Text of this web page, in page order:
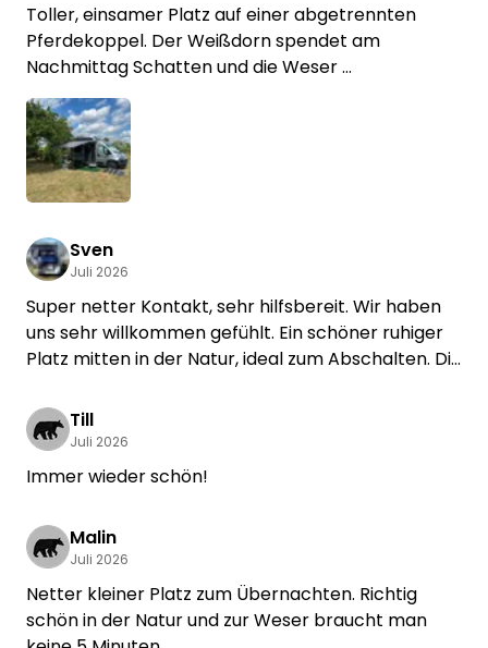
Toller, einsamer Platz auf einer abgetrennten
Pferdekoppel. Der Weißdorn spendet am
Nachmittag Schatten und die Weser
ist fußläufig zu erreichen. Badespaß allerdings eher
im Freibad Langwedel oder in einem der kleinen
Seen nördlich des Spots.
Der Bäcker in Langwedel backt gute
Frühstücksbrötchen und ist mit dem Fahrrad zu
Birte (selbst Camper) ist ein sehr
aufgeschlossener, netter Mensch mit einer
ausgeprägten Tierliebe.
Zu beachten ist lediglich die maximale Höhe von
ca. 2,60m, da man sonst am Weißdorn hängen
Wir können diesen Spot zu 100% empfehlen. Danke
Birte für diese Möglichkeit.
Sven
Juli 2026
Super netter Kontakt, sehr hilfsbereit. Wir haben
uns sehr willkommen gefühlt. Ein schöner ruhiger
Platz mitten in der Natur, ideal zum Abschalten. Die
Empfehlenswert!
Till
Juli 2026
Immer wieder schön!
Malin
Juli 2026
Netter kleiner Platz zum Übernachten. Richtig
schön in der Natur und zur Weser braucht man